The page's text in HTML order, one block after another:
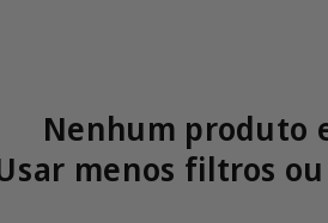
Nenhum produto
menos filtros ou